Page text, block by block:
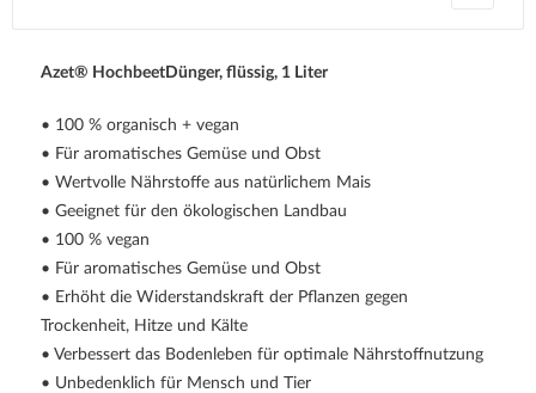
Azet® HochbeetDünger, flüssig, 1 Liter
• 100 % organisch + vegan
• Für aromatisches Gemüse und Obst
• Wertvolle Nährstoffe aus natürlichem Mais
• Geeignet für den ökologischen Landbau
• 100 % vegan
• Für aromatisches Gemüse und Obst
• Erhöht die Widerstandskraft der Pflanzen gegen
Trockenheit, Hitze und Kälte
• Verbessert das Bodenleben für optimale Nährstoffnutzung
• Unbedenklich für Mensch und Tier